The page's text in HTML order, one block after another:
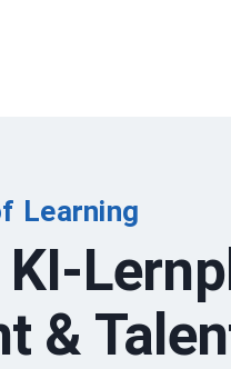
Learning
KI-
&